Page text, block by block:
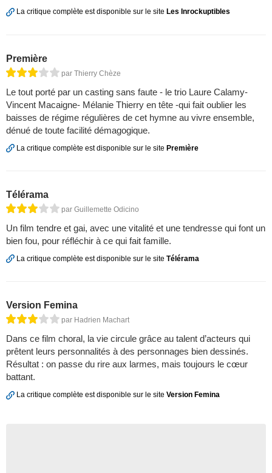
La critique complète est disponible sur le site Les Inrockuptibles
Première
par Thierry Chèze
Le tout porté par un casting sans faute - le trio Laure Calamy-
Vincent Macaigne- Mélanie Thierry en tête -qui fait oublier les
baisses de régime régulières de cet hymne au vivre ensemble,
dénué de toute facilité démagogique.
La critique complète est disponible sur le site Première
Télérama
par Guillemette Odicino
Un film tendre et gai, avec une vitalité et une tendresse qui font un
bien fou, pour réfléchir à ce qui fait famille.
La critique complète est disponible sur le site Télérama
Version Femina
par Hadrien Machart
Dans ce film choral, la vie circule grâce au talent d’acteurs qui
prêtent leurs personnalités à des personnages bien dessinés.
Résultat : on passe du rire aux larmes, mais toujours le cœur
battant.
La critique complète est disponible sur le site Version Femina